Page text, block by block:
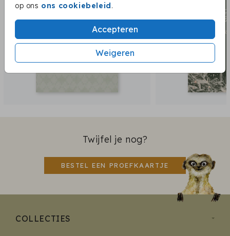
op ons ons cookiebeleid.
Accepteren
Weigeren
Twijfel je nog?
BESTEL EEN PROEFKAARTJE
COLLECTIES